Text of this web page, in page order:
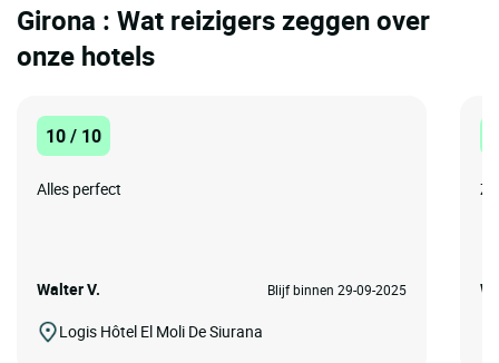
Girona : Wat reizigers zeggen over
onze hotels
10 / 10
Alles perfect
Walter V. Blijf binnen 29-09-2025
Logis Hôtel El Moli De Siurana